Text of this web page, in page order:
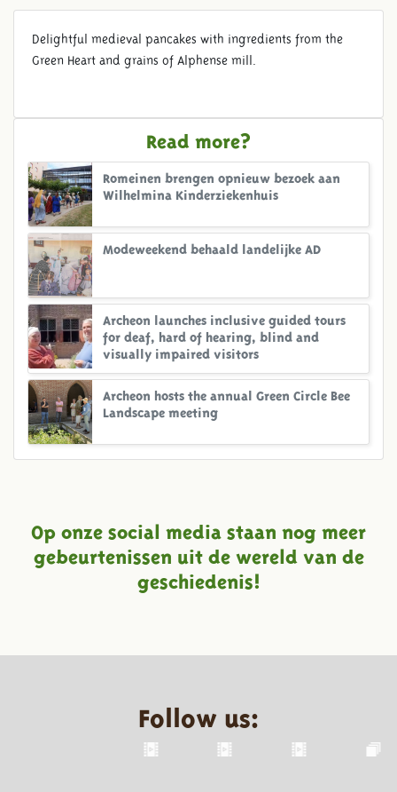
Delightful medieval pancakes with ingredients from the
Green Heart and grains of Alphense mill.
Read more?
Romeinen brengen opnieuw bezoek aan
Wilhelmina Kinderziekenhuis
Modeweekend behaald landelijke AD
Archeon launches inclusive guided tours
for deaf, hard of hearing, blind and
visually impaired visitors
Archeon hosts the annual Green Circle Bee
Landscape meeting
Op onze social media staan nog meer
gebeurtenissen uit de wereld van de
geschiedenis!
Follow us: